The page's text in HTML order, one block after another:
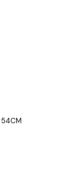
54CM